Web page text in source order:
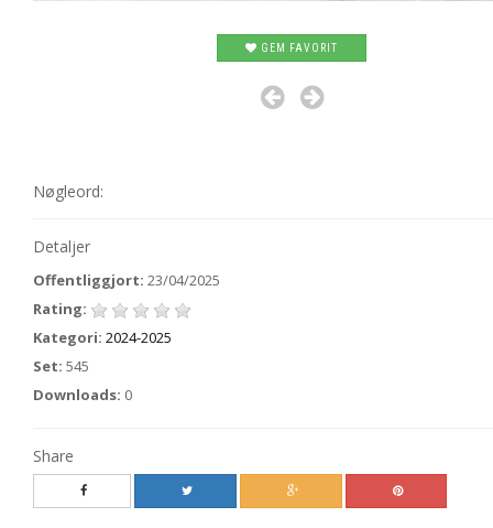
GEM FAVORIT
Nøgleord:
Detaljer
Offentliggjort: 23/04/2025
Rating:
Kategori: 2024-2025
Set: 545
Downloads: 0
Share